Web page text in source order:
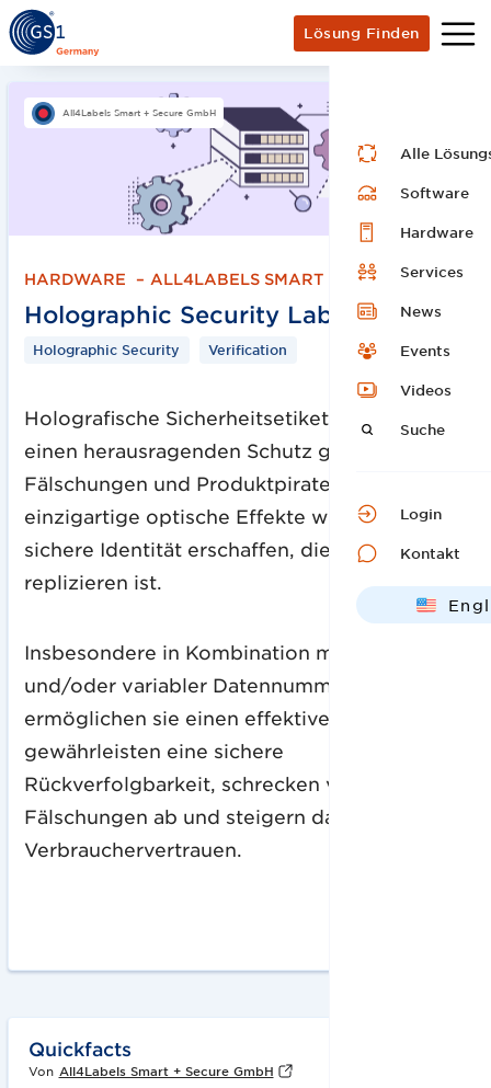
Lösung Finden
Alle
Software
Hardware
Services
News
Events
Videos
Suche
Login
Kontakt
All4Labels Smart + Secure GmbH
HARDWARE – ALL4LABELS SMART + SECURE GMBH
Holographic Security Labels
Holographic Security Verification
Holografische Sicherheitsetiketten bieten
einen herausragenden Schutz gegen
Fälschungen und Produktpiraterie. Durch
einzigartige optische Effekte wird eine
sichere Identität erschaffen, die schwer zu
replizieren ist.
Insbesondere in Kombination mit QR Codes
und/oder variabler Datennummerierung,
ermöglichen sie einen effektiven Schutz,
gewährleisten eine sichere
Rückverfolgbarkeit, schrecken vor
Fälschungen ab und steigern das
Verbrauchervertrauen.
Quickfacts
Von All4Labels Smart + Secure GmbH